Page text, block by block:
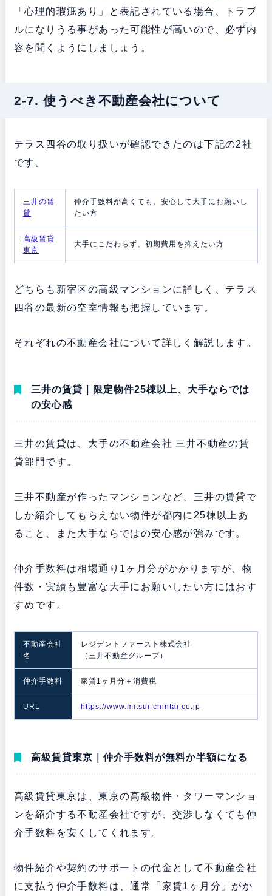
「心理的瑕疵あり」と表記されている場合、トラブ
ルになりうる事があった可能性が高いので、必ず内
容を聞くようにしましょう。
2-7. 使うべき不動産会社について
テラス四谷の取り扱いが確認できたのは下記の2社
です。
三井の賃
貸
仲介手数料が高くても、安心して大手にお願いし
たい方
高級賃貸
東京
大手にこだわらず、初期費用を抑えたい方
どちらも新宿区の高級マンションに詳しく、テラス
四谷の最新の空室情報も把握しています。
それぞれの不動産会社について詳しく解説します。
三井の賃貸｜限定物件25棟以上、大手ならでは
の安心感
三井の賃貸は、大手の不動産会社 三井不動産の賃
貸部門です。
三井不動産が作ったマンションなど、三井の賃貸で
しか紹介してもらえない物件が都内に25棟以上あ
ること、また大手ならではの安心感が強みです。
仲介手数料は相場通り1ヶ月分がかかりますが、物
件数・実績も豊富な大手にお願いしたい方にはおす
すめです。
不動産会社
名
レジデントファースト株式会社
（三井不動産グループ）
仲介手数料 家賃1ヶ月分＋消費税
URL https://www.mitsui-chintai.co.jp
高級賃貸東京｜仲介手数料が無料か半額になる
高級賃貸東京は、東京の高級物件・タワーマンショ
ンを紹介する不動産会社ですが、交渉しなくても仲
介手数料を安くしてくれます。
物件紹介や契約のサポートの代金として不動産会社
に支払う仲介手数料は、通常「家賃1ヶ月分」がか